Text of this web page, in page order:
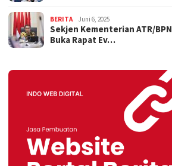
BERITA Juni 6, 2025
Sekjen Kementerian ATR/BPN
Buka Rapat Ev…